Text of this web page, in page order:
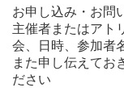
お申し込み・お問
主催者またはアト
会、日時、参加者
また申し伝えてお
ださい